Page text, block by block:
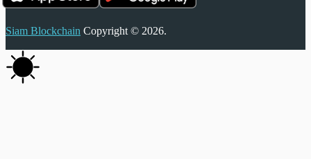
Siam Blockchain Copyright © 2026.